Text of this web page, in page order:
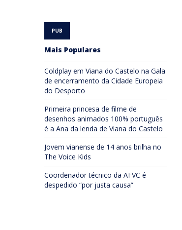
Mais Populares
Coldplay em Viana do Castelo na Gala
de encerramento da Cidade Europeia
do Desporto
Primeira princesa de filme de
desenhos animados 100% português
é a Ana da lenda de Viana do Castelo
Jovem vianense de 14 anos brilha no
The Voice Kids
Coordenador técnico da AFVC é
despedido “por justa causa”